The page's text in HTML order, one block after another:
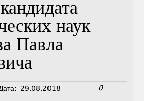
наук
Павла
29.08.2018 0